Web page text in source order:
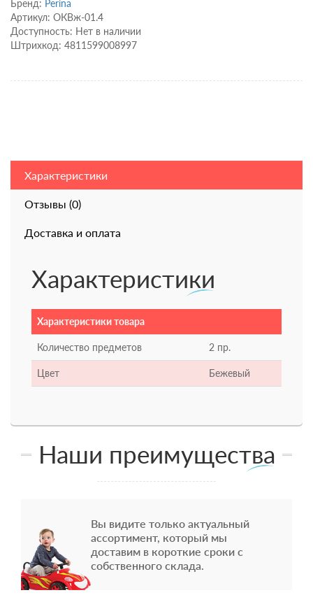
Бренд: Perina
Артикул: ОКВж-01.4
Доступность: Нет в наличии
Штрихкод: 4811599008997
Характеристики
Отзывы (0)
Доставка и оплата
Характеристики
Характеристики товара
Количество предметов 2 пр.
Цвет Бежевый
Наши преимущества
Вы видите только актуальный
ассортимент, который мы
доставим в короткие сроки с
собственного склада.